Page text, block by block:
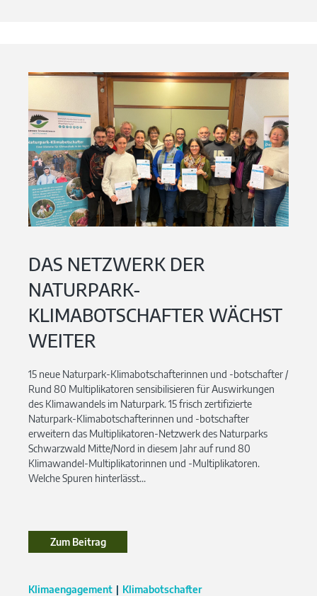
DAS NETZWERK DER
NATURPARK-
KLIMABOTSCHAFTER WÄCHST
WEITER
15 neue Naturpark-Klimabotschafterinnen und -botschafter /
Rund 80 Multiplikatoren sensibilisieren für Auswirkungen
des Klimawandels im Naturpark. 15 frisch zertifizierte
Naturpark-Klimabotschafterinnen und -botschafter
erweitern das Multiplikatoren-Netzwerk des Naturparks
Schwarzwald Mitte/Nord in diesem Jahr auf rund 80
Klimawandel-Multiplikatorinnen und -Multiplikatoren.
Welche Spuren hinterlässt...
Zum BeitragZum Beitrag
Klimaengagement Klimabotschafter